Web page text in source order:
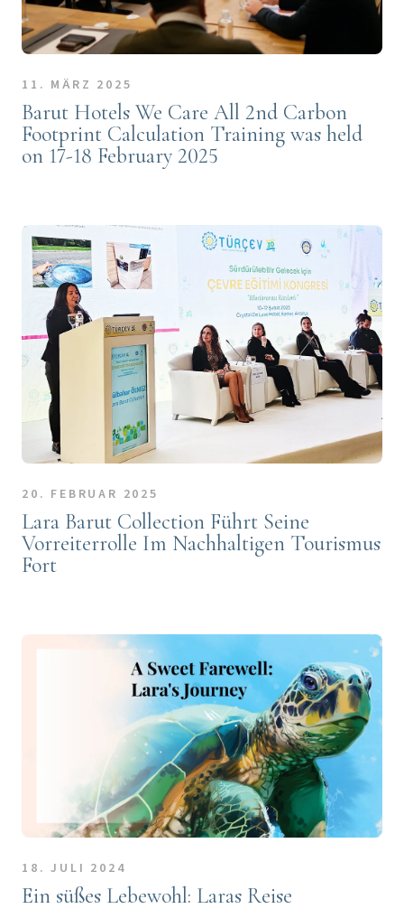
11. MÄRZ 2025
Barut Hotels We Care All 2nd Carbon
Footprint Calculation Training was held
on 17-18 February 2025
20. FEBRUAR 2025
Lara Barut Collection Führt Seine
Vorreiterrolle Im Nachhaltigen Tourismus
Fort
18. JULI 2024
Ein süßes Lebewohl: Laras Reise